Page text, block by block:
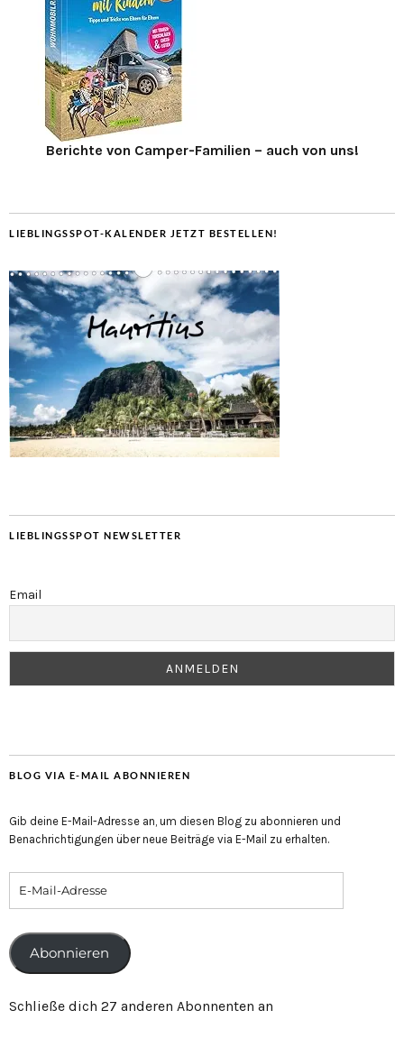
Berichte von Camper-Familien – auch von uns!
LIEBLINGSSPOT-KALENDER JETZT BESTELLEN!
LIEBLINGSSPOT NEWSLETTER
Email
BLOG VIA E-MAIL ABONNIEREN
Gib deine E-Mail-Adresse an, um diesen Blog zu abonnieren und
Benachrichtigungen über neue Beiträge via E-Mail zu erhalten.
Abonnieren
Schließe dich 27 anderen Abonnenten an